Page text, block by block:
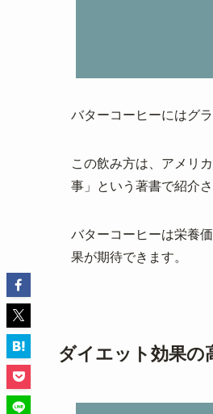
バターコーヒーにはグ
この飲み方は、アメリ
事」という著書で紹介
バターコーヒーは栄養
果が期待できます。
ダイエット効果の